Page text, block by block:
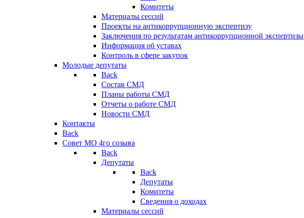
Комитеты
Материалы сессий
Проекты на антикоррупционную экспертизу
Заключения по результатам антикоррупционной экспертизы
Информация об уставах
Контроль в сфере закупок
Молодые депутаты
Back
Состав СМД
Планы работы СМД
Отчеты о работе СМД
Новости СМД
Контакты
Back
Совет МО 4го созыва
Back
Депутаты
Back
Депутаты
Комитеты
Сведения о доходах
Материалы сессий